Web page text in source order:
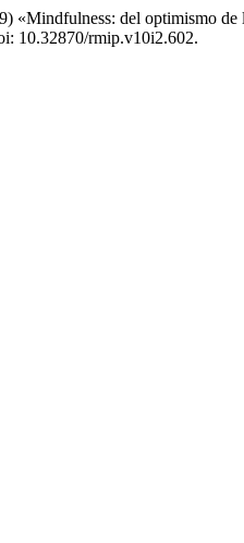
«Mindfulness: del optimismo
10.32870/rmip.v10i2.602.